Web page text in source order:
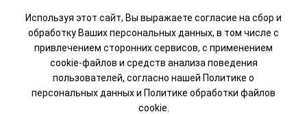
Визуальная новелла в
сеттинге Японии 80-х
Используя этот сайт, Вы выражаете согласие на сбор и
обработку Ваших персональных данных, в том числе с
привлечением сторонних сервисов, с применением
cookie-файлов и средств анализа поведения
пользователей, согласно нашей Политике о
персональных данныхи Политике обработки файлов
cookie.